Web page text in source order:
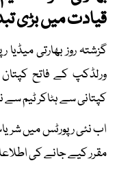
قیادت میں بڑی
گزشتہ روز بھارتی
ورلڈکپ کے فاتح کپتان
کپتانی سے ہٹاکر ٹیم سے
اب نئی رپورٹس میں
مقرر کیے جانے کی